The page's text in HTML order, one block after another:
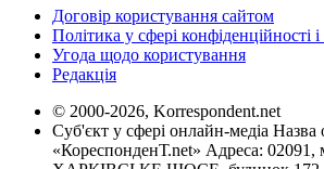
Договір користування сайтом
Політика у сфері конфіденційності
Угода щодо користування
Редакція
© 2000-2026, Korrespondent.net
Суб'єкт у сфері онлайн-медіа Назва
«КореспонденТ.net» Адреса: 02091,